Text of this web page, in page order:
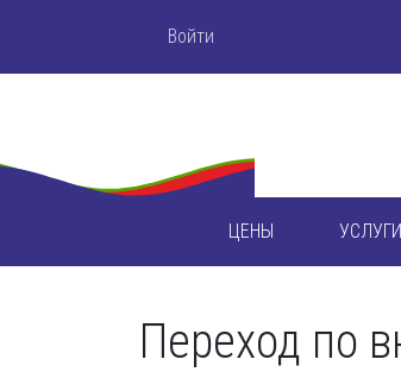
Войти
ЦЕНЫ УСЛУГИ
Переход по